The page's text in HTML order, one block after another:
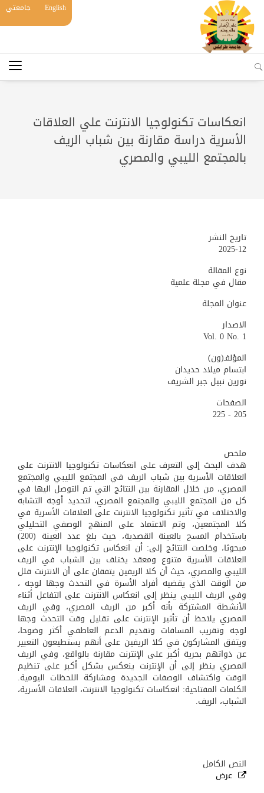
English جامعتي
انعكاسات تكنولوجيا الانترنت علي العلاقات
الأسرية دراسة مقارنة بين شباب الريف
بالمجتمع الليبي والمصري
تاريخ النشر
2025-12
نوع المقالة
مقال في مجلة علمية
عنوان المجلة
الاصدار
Vol. 0 No. 1
المؤلفـ(ون)
ابتسام ميلاد حديدان
نورين نبيل جبر الشريف
الصفحات
205 - 225
ملخص
هدف البحث إلى التعرف على انعكاسات تكنولوجيا الانترنت على
العلاقات الأسرية بين شباب الريف في المجتمع الليبي والمجتمع
المصري، من خلال المقارنة بين النتائج التي تم التوصل اليها في
كل من المجتمع الليبي والمجتمع المصري، لتحديد أوجه التشابه
والاختلاف في تأثير تكنولوجيا الانترنت على العلاقات الأسرية في
كلا المجتمعين، وتم الاعتماد على المنهج الوصفي التحليلي
باستخدام المسح بالعينة القصدية، حيث بلغ عدد العينة (200)
مبحوثا، وخلصت النتائج إلى: أن انعكاس تكنولوجيا الإنترنت على
العلاقات الأسرية متنوع ومعقد يختلف بين الشباب في الريف
الليبي والمصري، حيث أن كلا الريفين يتفقان على أن الانترنت قلل
من الوقت الذي يقضيه أفراد الأسرة في التحدث وجها لوجه ،
وفي الريف الليبي ينظر إلى انعكاس الانترنت على التفاعل أثناء
الأنشطة المشتركة بأنه أكبر من الريف المصري، وفي الريف
المصري يلاحظ أن تأثير الإنترنت على تقليل وقت التحدث وجها
لوجه وتقريب المسافات وتقديم الدعم العاطفي أكثر وضوحا،
ويتفق المشاركون في كلا الريفين على أنهم يستطيعون التعبير
عن ذواتهم بحرية أكبر على الإنترنت مقارنة بالواقع، وفي الريف
المصري ينظر إلى أن الإنترنت ينعكس بشكل أكبر على تنظيم
الوقت واكتشاف الوصفات الجديدة ومشاركة اللحظات اليومية.
الكلمات المفتاحية: انعكاسات تكنولوجيا الانترنت، العلاقات الأسرية،
الشباب، الريف.
النص الكامل
عرض